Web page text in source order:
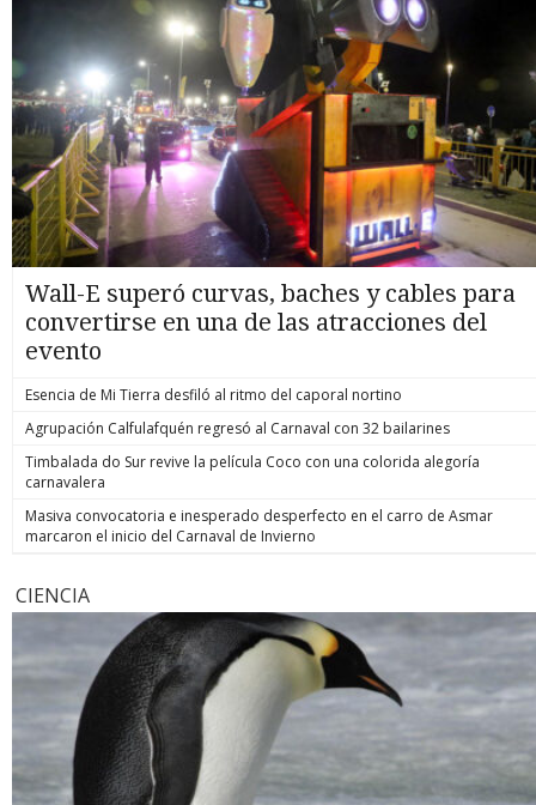
Wall-E superó curvas, baches y cables para
convertirse en una de las atracciones del
evento
Esencia de Mi Tierra desfiló al ritmo del caporal nortino
Agrupación Calfulafquén regresó al Carnaval con 32 bailarines
Timbalada do Sur revive la película Coco con una colorida alegoría
carnavalera
Masiva convocatoria e inesperado desperfecto en el carro de Asmar
marcaron el inicio del Carnaval de Invierno
CIENCIA